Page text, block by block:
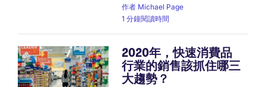
作者 Michael Page
1 分鐘閱讀時間
2020年，快速消費品
行業的銷售該抓住哪三
大趨勢？